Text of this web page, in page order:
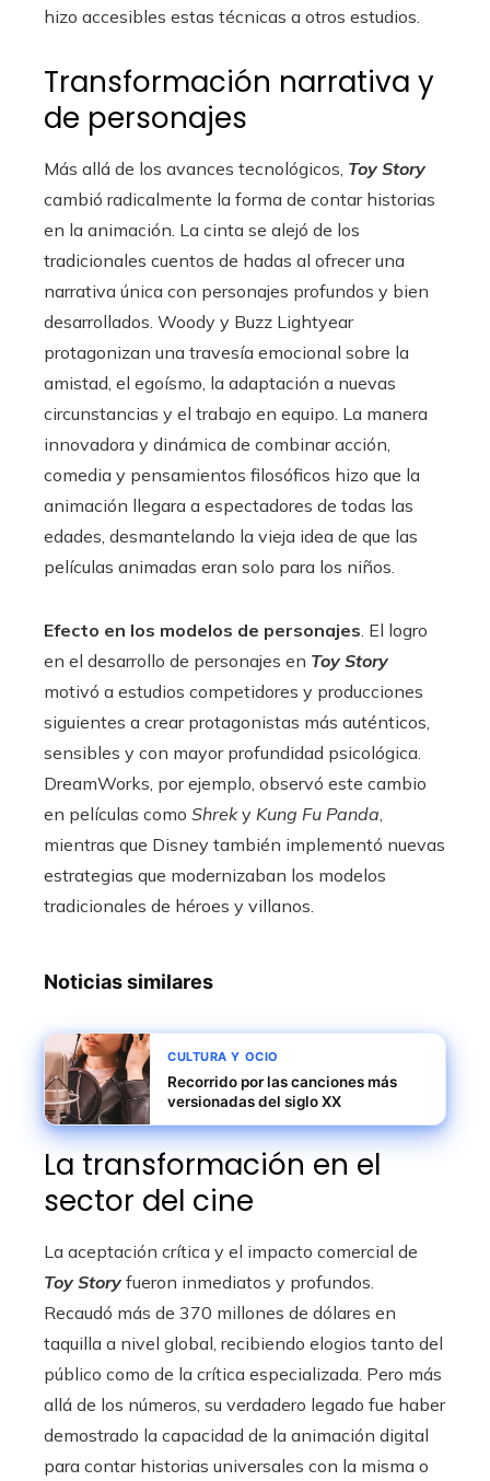
hizo accesibles estas técnicas a otros estudios.
Transformación narrativa y
de personajes
Más allá de los avances tecnológicos, Toy Story
cambió radicalmente la forma de contar historias
en la animación. La cinta se alejó de los
tradicionales cuentos de hadas al ofrecer una
narrativa única con personajes profundos y bien
desarrollados. Woody y Buzz Lightyear
protagonizan una travesía emocional sobre la
amistad, el egoísmo, la adaptación a nuevas
circunstancias y el trabajo en equipo. La manera
innovadora y dinámica de combinar acción,
comedia y pensamientos filosóficos hizo que la
animación llegara a espectadores de todas las
edades, desmantelando la vieja idea de que las
películas animadas eran solo para los niños.
Efecto en los modelos de personajes . El logro
en el desarrollo de personajes en Toy Story
motivó a estudios competidores y producciones
siguientes a crear protagonistas más auténticos,
sensibles y con mayor profundidad psicológica.
DreamWorks, por ejemplo, observó este cambio
en películas como Shreky Kung Fu Panda
mientras que Disney también implementó nuevas
estrategias que modernizaban los modelos
tradicionales de héroes y villanos.
Noticias similares
CULTURA Y OCIO
Recorrido por las canciones más
versionadas del siglo XX
La transformación en el
sector del cine
La aceptación crítica y el impacto comercial de
Toy Story fueron inmediatos y profundos.
Recaudó más de 370 millones de dólares en
taquilla a nivel global, recibiendo elogios tanto del
público como de la crítica especializada. Pero más
allá de los números, su verdadero legado fue haber
demostrado la capacidad de la animación digital
para contar historias universales con la misma o